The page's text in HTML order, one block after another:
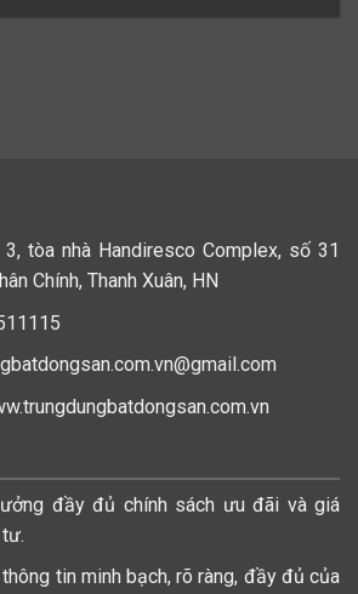
tòa nhà Handiresco Complex, số 31
Chính, Thanh Xuân, HN
đầy đủ chính sách ưu đãi và giá
tin minh bạch, rõ ràng, đầy đủ của